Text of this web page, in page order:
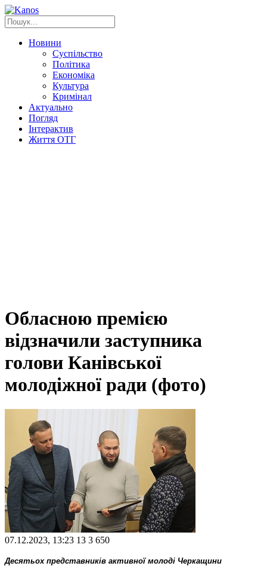
Новини
Суспільство
Політика
Економіка
Культура
Кримінал
Актуально
Погляд
Інтерактив
Життя ОТГ
Обласною премією
відзначили заступника
голови Канівської
молодіжної ради (фото)
07.12.2023, 13:23 13 3 650
Десятьох представників активної молоді Черкащини